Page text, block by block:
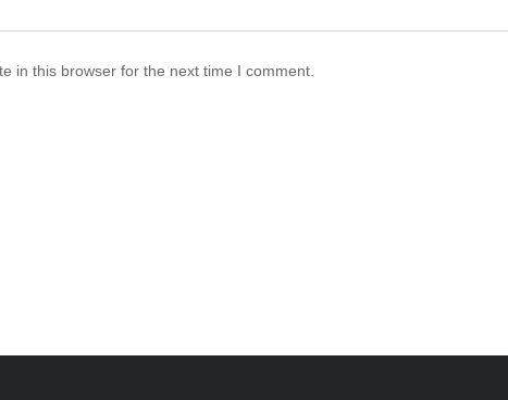
in this browser for the next time I comment.